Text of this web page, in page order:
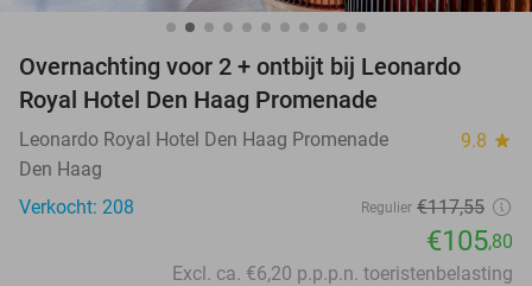
Overnachting voor 2 + ontbijt bij Leonardo
Royal Hotel Den Haag Promenade
Leonardo Royal Hotel Den Haag Promenade 9.8 star
Den Haag
Verkocht: 208
Regulier €117,55
€105,80
Excl. ca. €6,20 p.p.p.n. toeristenbelasting